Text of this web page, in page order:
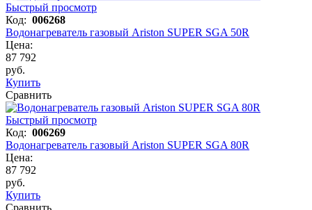
Быстрый просмотр
Код: 006268
Водонагреватель газовый Ariston SUPER SGA 50R
Цена:
87 792
руб.
Купить
Сравнить
Быстрый просмотр
Код: 006269
Водонагреватель газовый Ariston SUPER SGA 80R
Цена:
87 792
руб.
Купить
Сравнить